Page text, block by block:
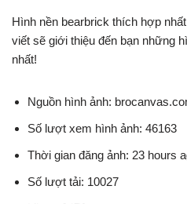
Hình nền bearbrick thích hợp
viết sẽ giới thiệu đến bạn những
nhất!
Nguồn hình ảnh:
Số lượt xem hình ảnh: 46163
Thời gian đăng ảnh: 23 hours
Số lượt tải: 10027